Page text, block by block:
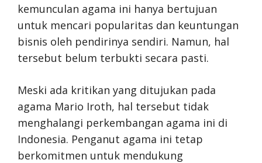
kemunculan agama ini hanya bertujuan
untuk mencari popularitas dan keuntungan
bisnis oleh pendirinya sendiri. Namun, hal
tersebut belum terbukti secara pasti.
Meski ada kritikan yang ditujukan pada
agama Mario Iroth, hal tersebut tidak
menghalangi perkembangan agama ini di
Indonesia. Penganut agama ini tetap
berkomitmen untuk mendukung